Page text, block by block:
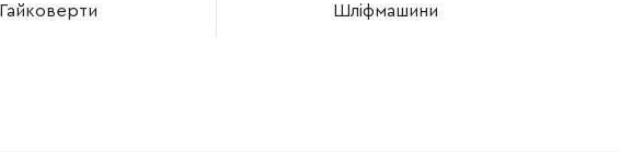
Гайковерти Шліфмашини